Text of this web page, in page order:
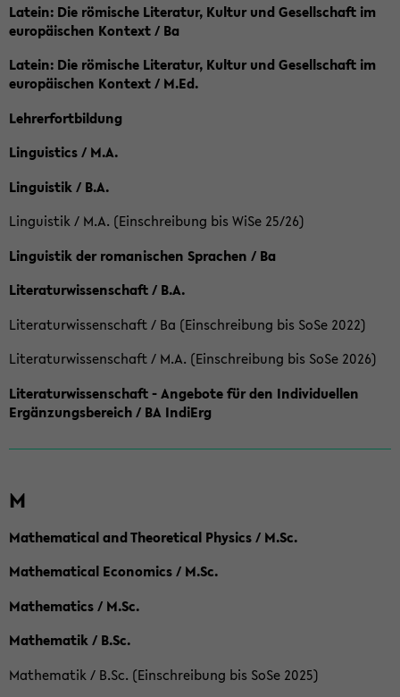
Latein: Die römische Literatur, Kultur und Gesellschaft im
europäischen Kontext / Ba
Latein: Die römische Literatur, Kultur und Gesellschaft im
europäischen Kontext / M.Ed.
Lehrerfortbildung
Linguistics / M.A.
Linguistik / B.A.
Linguistik / M.A. (Einschreibung bis WiSe 25/26)
Linguistik der romanischen Sprachen / Ba
Literaturwissenschaft / B.A.
Literaturwissenschaft / Ba (Einschreibung bis SoSe 2022)
Literaturwissenschaft / M.A. (Einschreibung bis SoSe 2026)
Literaturwissenschaft - Angebote für den Individuellen
Ergänzungsbereich / BA IndiErg
M
Mathematical and Theoretical Physics / M.Sc.
Mathematical Economics / M.Sc.
Mathematics / M.Sc.
Mathematik / B.Sc.
Mathematik / B.Sc. (Einschreibung bis SoSe 2025)